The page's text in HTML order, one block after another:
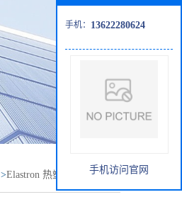
>Elastron 热塑性弹性体
手机： 13622280624
手机访问官网